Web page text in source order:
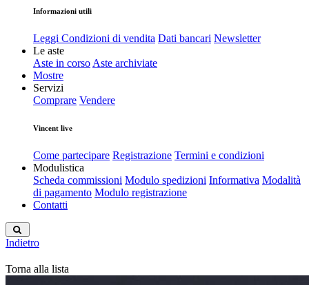
Informazioni utili
Leggi Condizioni di vendita Dati bancari Newsletter
Le aste
Aste in corso Aste archiviate
Mostre
Servizi
Comprare Vendere
Vincent live
Come partecipare Registrazione Termini e condizioni
Modulistica
Scheda commissioni Modulo spedizioni Informativa Modalità
di pagamento Modulo registrazione
Contatti
Indietro
Torna alla lista